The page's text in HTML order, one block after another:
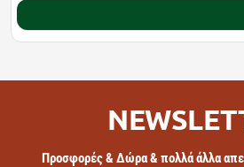
Προσφορές & Δώρα & πολλά άλλα